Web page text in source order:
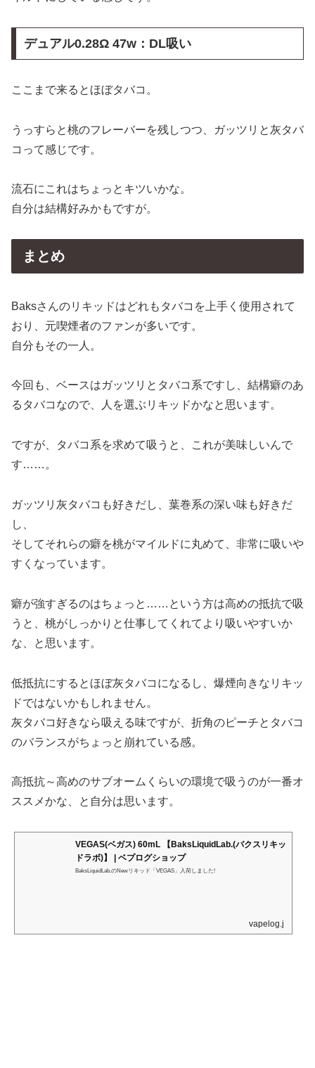
デュアル0.28Ω 47w：DL吸い
ここまで来るとほぼタバコ。
うっすらと桃のフレーバーを残しつつ、ガッツリと灰タバ
コって感じです。
流石にこれはちょっとキツいかな。
自分は結構好みかもですが。
まとめ
Baksさんのリキッドはどれもタバコを上手く使用されて
おり、元喫煙者のファンが多いです。
自分もその一人。
今回も、ベースはガッツリとタバコ系ですし、結構癖のあ
るタバコなので、人を選ぶリキッドかなと思います。
ですが、タバコ系を求めて吸うと、これが美味しいんで
す……。
ガッツリ灰タバコも好きだし、葉巻系の深い味も好きだ
し、
そしてそれらの癖を桃がマイルドに丸めて、非常に吸いや
すくなっています。
癖が強すぎるのはちょっと……という方は高めの抵抗で吸
うと、桃がしっかりと仕事してくれてより吸いやすいか
な、と思います。
低抵抗にするとほぼ灰タバコになるし、爆煙向きなリキッ
ドではないかもしれません。
灰タバコ好きなら吸える味ですが、折角のピーチとタバコ
のバランスがちょっと崩れている感。
高抵抗～高めのサブオームくらいの環境で吸うのが一番オ
ススメかな、と自分は思います。
VEGAS(ベガス) 60mL 【BaksLiquidLab.(バクスリキッ
ドラボ)】 | ベプログショップ
BaksLiquidLab.のNewリキッド「VEGAS」入荷しました!
vapelog.jp